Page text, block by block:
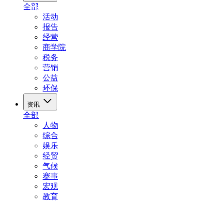
全部
活动
报告
经营
商学院
税务
营销
公益
环保
资讯
全部
人物
综合
娱乐
经贸
气候
赛事
宏观
教育